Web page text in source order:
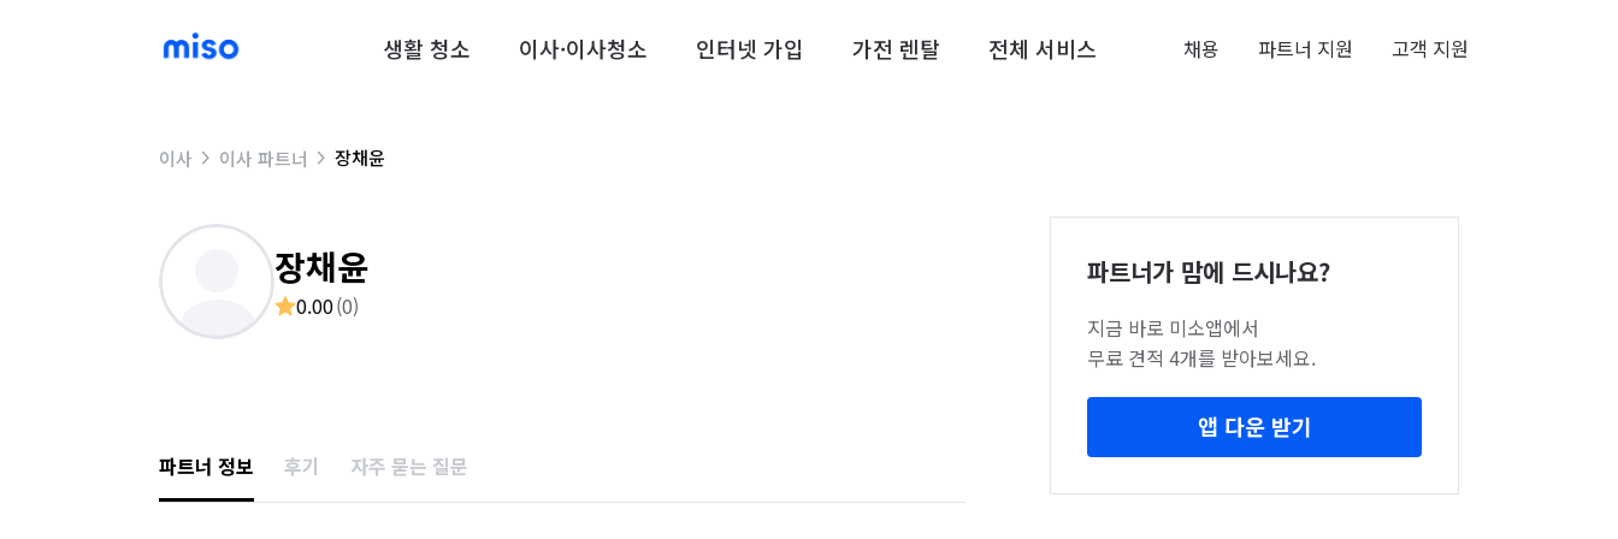
생활 청소 이사·이사청소 인터넷 가입 가전 렌탈 전체 서비스 채용 파트너 지원 고객 지원
이사 이사 파트너 장채윤
장채윤
0.00(0)
파트너 정보 후기 자주 묻는 질문
파트너가 맘에 드시나요?
지금 바로 미소앱에서
무료 견적 4개를 받아보세요.
앱 다운 받기